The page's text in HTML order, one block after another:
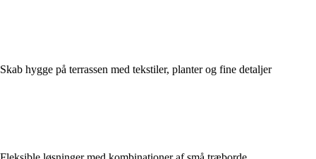
Skab hygge på terrassen med tekstiler, planter og fine detaljer